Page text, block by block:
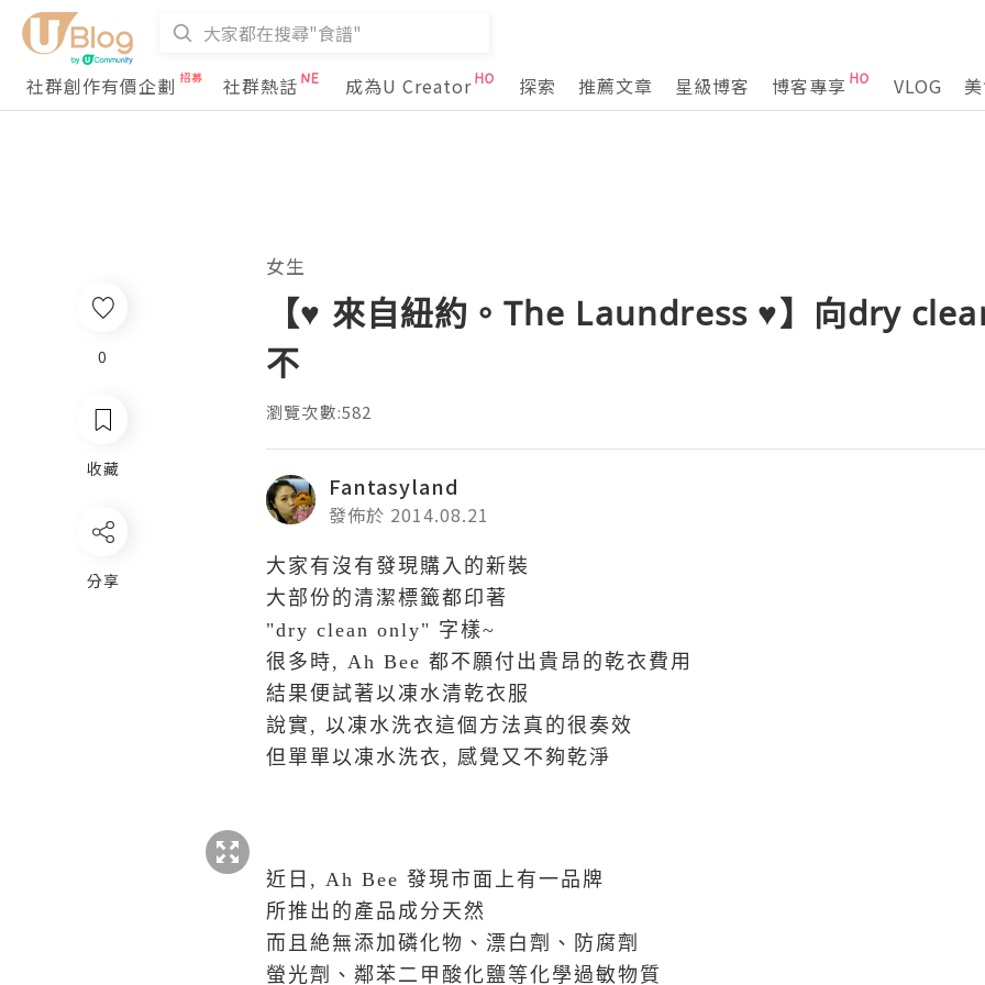
社群創作有價企劃 社群熱話 成為U Creator 探索 推薦文章 星級博客 博客專享 VLOG
0
收藏
分享
女生
【♥ 來自紐約。The Laundress ♥】向dry
不
瀏覽次數:582
Fantasyland
發佈於 2014.08.21
大家有沒有發現購入的新裝
大部份的清潔標籤都印著
"dry clean only" 字樣~
很多時, Ah Bee 都不願付出貴昂的乾衣費用
結果便試著以凍水清乾衣服
說實, 以凍水洗衣這個方法真的很奏效
但單單以凍水洗衣, 感覺又不夠乾淨
近日, Ah Bee 發現市面上有一品牌
所推出的產品成分天然
而且絶無添加磷化物、漂白劑、防腐劑
螢光劑、鄰苯二甲酸化鹽等化學過敏物質